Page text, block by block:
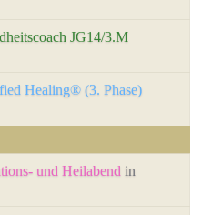
JG14/3.M
Healing® (3. Phase)
und Heilabend in